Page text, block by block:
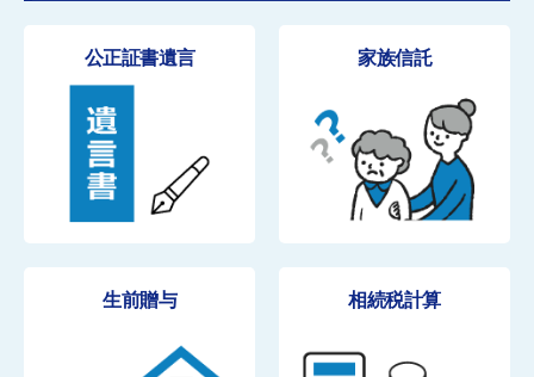
公正証書遺言 家族信託
生前贈与 相続税計算